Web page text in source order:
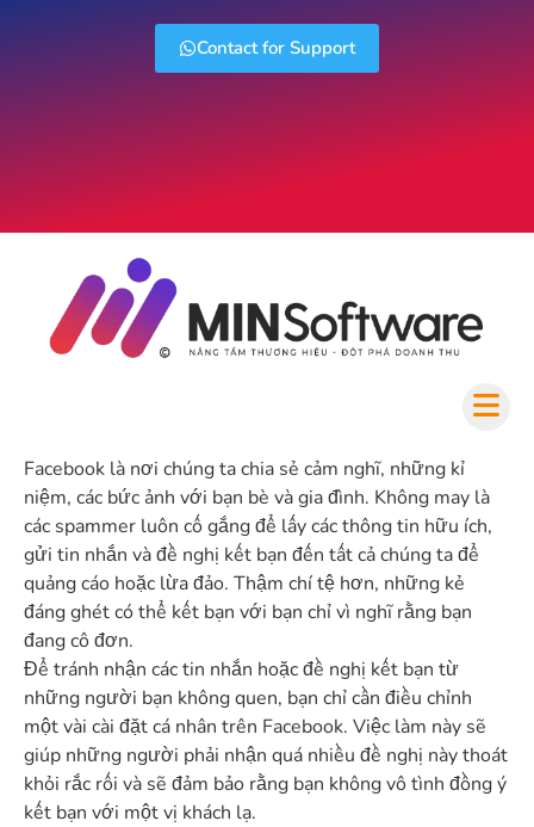
Contact for Support
Facebook là nơi chúng ta chia sẻ cảm nghĩ, những kỉ
niệm, các bức ảnh với bạn bè và gia đình. Không may là
các spammer luôn cố gắng để lấy các thông tin hữu ích,
gửi tin nhắn và đề nghị kết bạn đến tất cả chúng ta để
quảng cáo hoặc lừa đảo. Thậm chí tệ hơn, những kẻ
đáng ghét có thể kết bạn với bạn chỉ vì nghĩ rằng bạn
đang cô đơn.
Để tránh nhận các tin nhắn hoặc đề nghị kết bạn từ
những người bạn không quen, bạn chỉ cần điều chỉnh
một vài cài đặt cá nhân trên Facebook. Việc làm này sẽ
giúp những người phải nhận quá nhiều đề nghị này thoát
khỏi rắc rối và sẽ đảm bảo rằng bạn không vô tình đồng ý
kết bạn với một vị khách lạ.